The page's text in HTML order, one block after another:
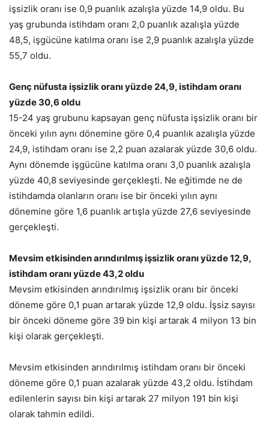
işsizlik oranı ise 0,9 puanlık azalışla yüzde 14,9 oldu. Bu
yaş grubunda istihdam oranı 2,0 puanlık azalışla yüzde
48,5, işgücüne katılma oranı ise 2,9 puanlık azalışla yüzde
55,7 oldu.
Genç nüfusta işsizlik oranı yüzde 24,9, istihdam oranı
yüzde 30,6 oldu
15-24 yaş grubunu kapsayan genç nüfusta işsizlik oranı bir
önceki yılın aynı dönemine göre 0,4 puanlık azalışla yüzde
24,9, istihdam oranı ise 2,2 puan azalarak yüzde 30,6 oldu.
Aynı dönemde işgücüne katılma oranı 3,0 puanlık azalışla
yüzde 40,8 seviyesinde gerçekleşti. Ne eğitimde ne de
istihdamda olanların oranı ise bir önceki yılın aynı
dönemine göre 1,6 puanlık artışla yüzde 27,6 seviyesinde
gerçekleşti.
Mevsim etkisinden arındırılmış işsizlik oranı yüzde 12,9,
istihdam oranı yüzde 43,2 oldu
Mevsim etkisinden arındırılmış işsizlik oranı bir önceki
döneme göre 0,1 puan artarak yüzde 12,9 oldu. İşsiz sayısı
bir önceki döneme göre 39 bin kişi artarak 4 milyon 13 bin
kişi olarak gerçekleşti.
Mevsim etkisinden arındırılmış istihdam oranı bir önceki
döneme göre 0,1 puan azalarak yüzde 43,2 oldu. İstihdam
edilenlerin sayısı bin kişi artarak 27 milyon 191 bin kişi
olarak tahmin edildi.